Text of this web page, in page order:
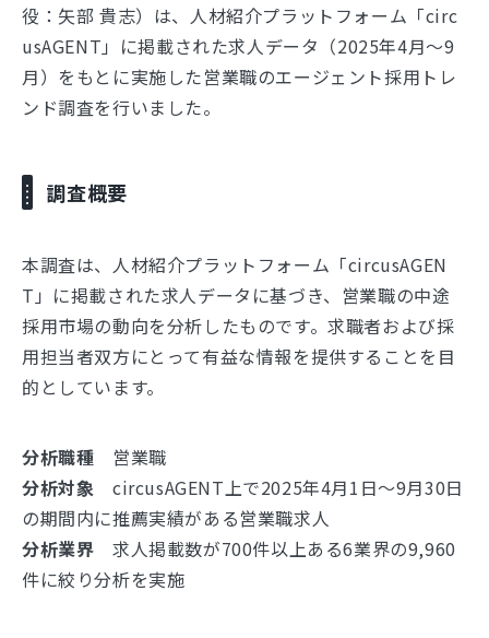
役：⽮部 貴志）は、⼈材紹介プラットフォーム「circ
usAGENT」に掲載された求⼈データ（2025年4⽉〜9
⽉）をもとに実施した営業職のエージェント採⽤トレ
ンド調査を行いました。
調査概要
本調査は、人材紹介プラットフォーム「circusAGEN
T」に掲載された求人データに基づき、営業職の中途
採用市場の動向を分析したものです。求職者および採
用担当者双方にとって有益な情報を提供することを目
的としています。
分析職種 営業職
分析対象 circusAGENT上で2025年4月1日～9月30日
の期間内に推薦実績がある営業職求人
分析業界 求人掲載数が700件以上ある6業界の9,960
件に絞り分析を実施